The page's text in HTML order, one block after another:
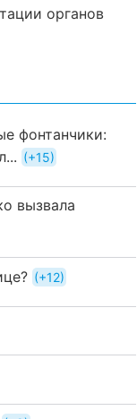
органов
фонтанчики:
+15
вызвала
+12